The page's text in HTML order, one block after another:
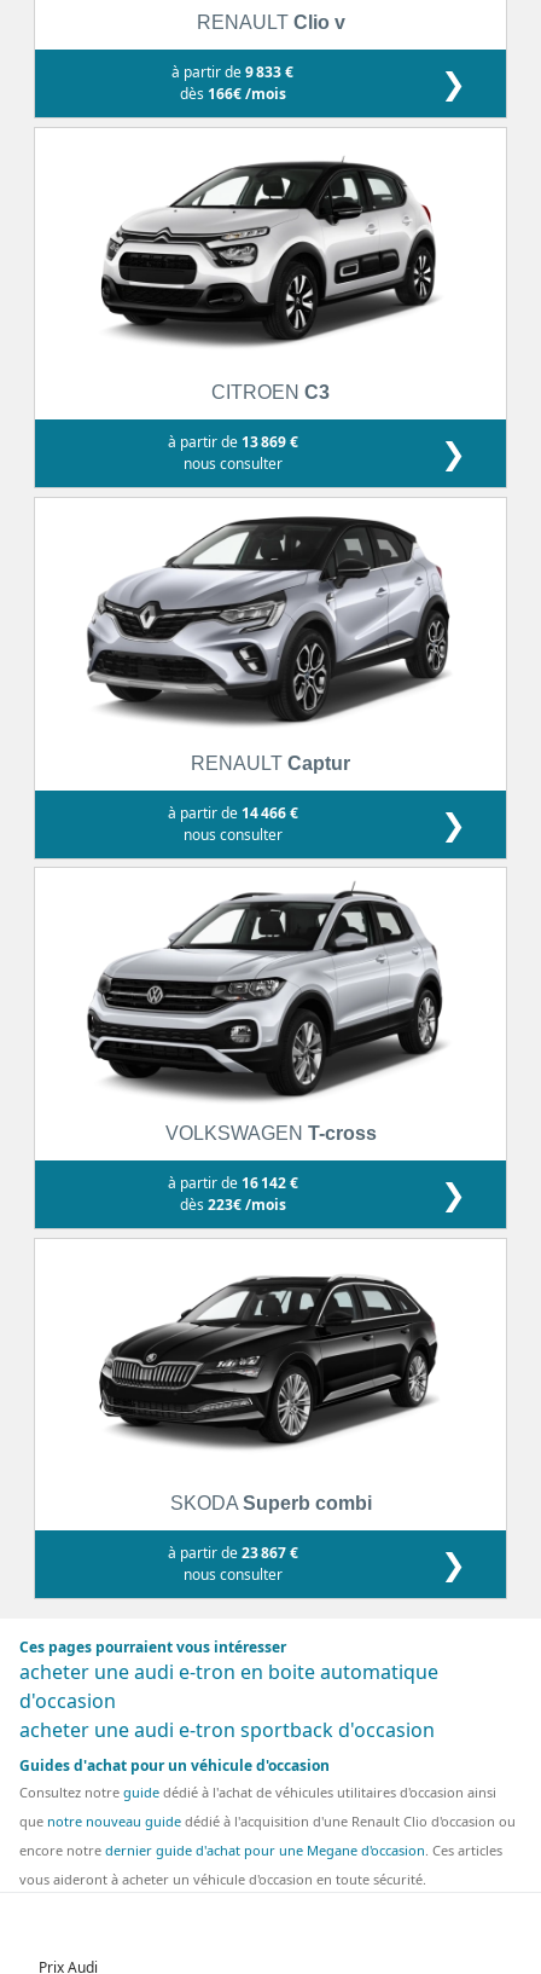
RENAULT Clio v
à partir de9 833 €
dès 166€ /mois ❯
CITROEN C3
à partir de 13 869 €
nous consulter
❯
RENAULT Captur
à partir de 14 466 €
nous consulter
❯
VOLKSWAGEN T-cross
à partir de 16 142 €
dès223€ /mois ❯
SKODASuperb combi
à partir de23 867 €
nous consulter
❯
Ces pages pourraient vous intéresser
acheter une audi e-tron en boite automatique
d'occasion
acheter une audi e-tron sportback d'occasion
Guides d'achat pour un véhicule d'occasion
Consultez notre guide dédié à l'achat de véhicules utilitaires d'occasion ainsi
que notre nouveau guide dédié à l'acquisition d'une Renault Clio d'occasion ou
encore notre dernier guide d'achat pour une Megane d'occasion. Ces articles
vous aideront à acheter un véhicule d'occasion en toute sécurité.
Prix Audi